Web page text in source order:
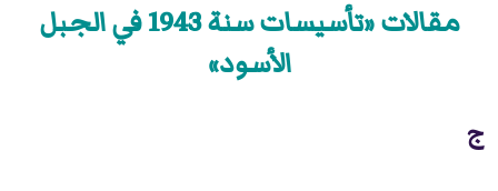
مقالات «تأسيسات سنة 1943 في الجبل
الأسود»
ج